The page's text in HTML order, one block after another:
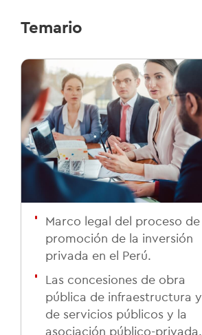
Temario
Marco legal del proceso de
promoción de la inversión
privada en el Perú.
Las concesiones de obra
pública de infraestructura y
de servicios públicos y la
asociación público-privada.